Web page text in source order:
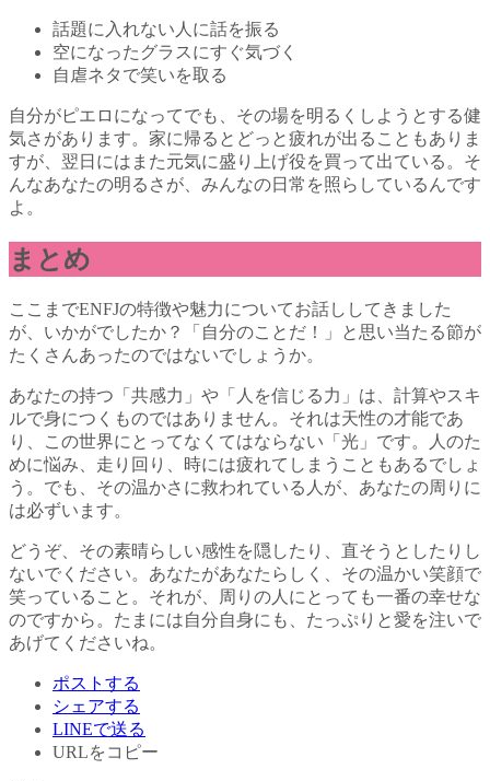
話題に入れない人に話を振る
空になったグラスにすぐ気づく
自虐ネタで笑いを取る
自分がピエロになってでも、その場を明るくしようとする健
気さがあります。家に帰るとどっと疲れが出ることもありま
すが、翌日にはまた元気に盛り上げ役を買って出ている。そ
んなあなたの明るさが、みんなの日常を照らしているんです
よ。
まとめ
ここまでENFJの特徴や魅力についてお話ししてきました
が、いかがでしたか？「自分のことだ！」と思い当たる節が
たくさんあったのではないでしょうか。
あなたの持つ「共感力」や「人を信じる力」は、計算やスキ
ルで身につくものではありません。それは天性の才能であ
り、この世界にとってなくてはならない「光」です。人のた
めに悩み、走り回り、時には疲れてしまうこともあるでしょ
う。でも、その温かさに救われている人が、あなたの周りに
は必ずいます。
どうぞ、その素晴らしい感性を隠したり、直そうとしたりし
ないでください。あなたがあなたらしく、その温かい笑顔で
笑っていること。それが、周りの人にとっても一番の幸せな
のですから。たまには自分自身にも、たっぷりと愛を注いで
あげてくださいね。
ポストする
シェアする
LINEで送る
URLをコピー